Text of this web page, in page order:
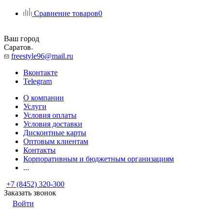
Сравнение товаров0
Ваш город
Саратов
freestyle96@mail.ru
Вконтакте
Telegram
О компании
Услуги
Условия оплаты
Условия доставки
Дисконтные карты
Оптовым клиентам
Контакты
Корпоративным и бюджетным организациям
...
+7 (8452) 320-300
Заказать звонок
Войти